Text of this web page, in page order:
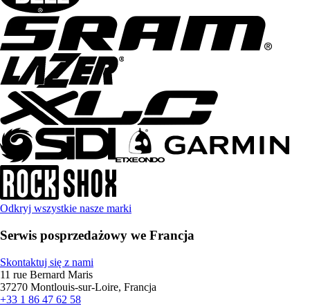
Odkryj wszystkie nasze marki
Serwis posprzedażowy we Francja
Skontaktuj się z nami
11 rue Bernard Maris
37270 Montlouis-sur-Loire, Francja
+33 1 86 47 62 58